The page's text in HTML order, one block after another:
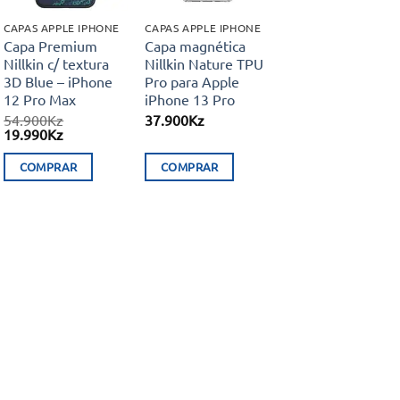
CAPAS APPLE IPHONE
Capa Premium
Nillkin c/ textura
3D Blue – iPhone
12 Pro Max
54.900Kz
O
original
era:
19.990KzO
atual
é:
COMPRAR
CAPAS APPLE IPHONE
Capa magnética
Nillkin Nature TPU
Pro para Apple
iPhone 13 Pro
37.900Kz
COMPRAR